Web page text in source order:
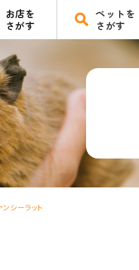
お店を
さがす
ペットを
さがす
ンシーラット